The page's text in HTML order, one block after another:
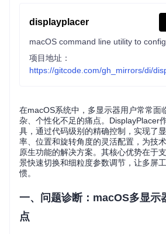
displayplacer
项目地址：
https://gitcode.com/gh_mirrors/di/
在macOS系统中，多显示器用户常常面
杂、个性化不足的痛点。DisplayPlacer
具，通过代码级别的精确控制，实现了
率、位置和旋转角度的灵活配置，为技
原生功能的解决方案。其核心优势在于
景快速切换和细粒度参数调节，让多屏
惯。
一、问题诊断：macOS多显示
点